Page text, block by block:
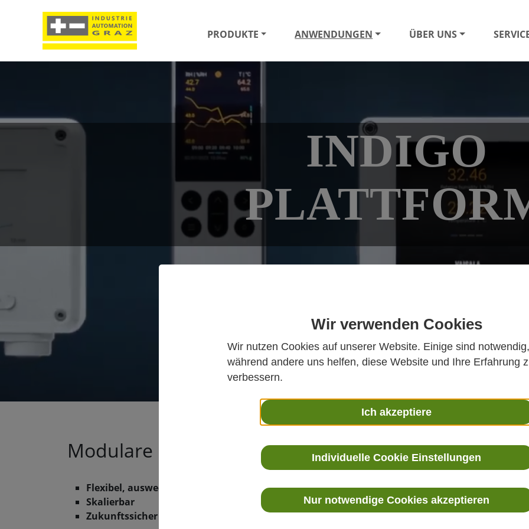
Wir verwenden Cookies
Wir nutzen Cookies auf unserer Website. Einige sind notwendig,
während andere uns helfen, diese Website und Ihre Erfahrung
verbessern.
Ich akzeptiere
Individuelle Cookie Einstellungen
Nur notwendige Cookies akzeptieren
PRODUKTE ANWENDUNGEN ÜBER UNS
INDIGO
Modulare Indigo-Plattform
Flexibel, auswechselbar
Skalierbar
Zukunftssicher